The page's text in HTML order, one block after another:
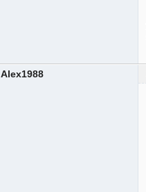
Alex1988